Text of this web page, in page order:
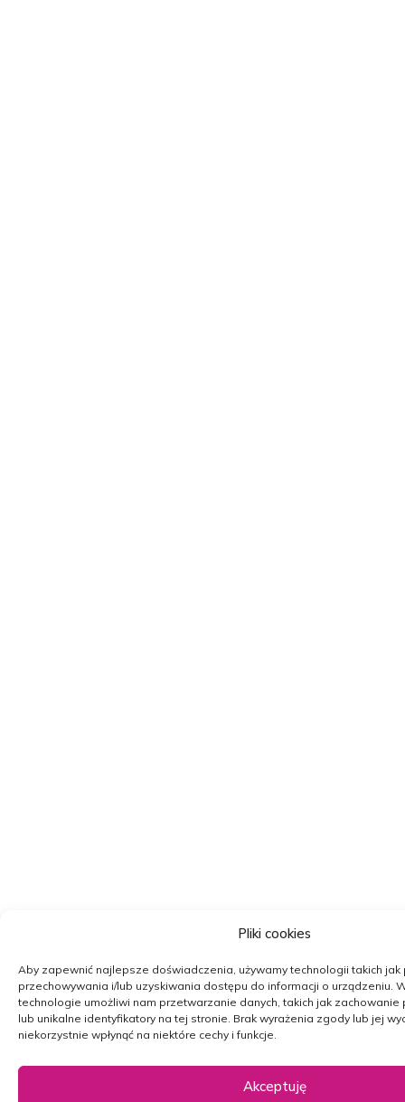
Pliki cookies
Aby zapewnić najlepsze doświadczenia, używamy technologii takich jak
przechowywania i/lub uzyskiwania dostępu do informacji o urządzeniu.
technologie umożliwi nam przetwarzanie danych, takich jak
lub unikalne identyfikatory na tej stronie. Brak wyrażenia zgody lub jej
niekorzystnie wpłynąć na niektóre cechy i funkcje.
Akceptuję